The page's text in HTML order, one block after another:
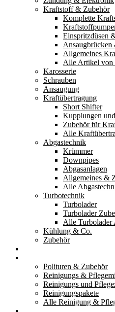
Kraftstoff & Zubehör
Komplette
Einspritzdüsen
Ansaugbrücken
Allgemeines
Alle Artikel
Karosserie
Schrauben
Ansaugung
Kraftübertragung
Short Shifter
Kupplungen
Zubehör für
Alle
Abgastechnik
Krümmer
Downpipes
Abgasanlagen
Allgemeines &
Alle
Turbotechnik
Turbolader
Turbolader
Alle Turbolader
Kühlung & Co.
Zubehör
Polituren & Zubehör
Reinigungs &
Reinigungs und
Reinigungspakete
Alle Reinigung &